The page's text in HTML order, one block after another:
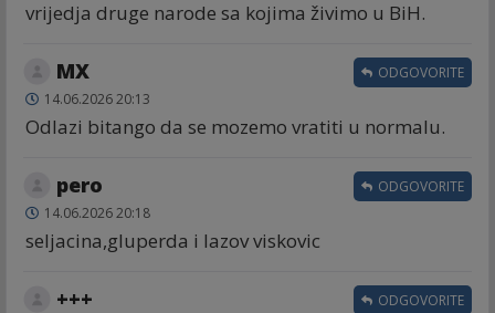
vrijedja druge narode sa kojima živimo u BiH.
MX
14.06.2026 20:13
Odlazi bitango da se mozemo vratiti u normalu.
ODGOVORITE
pero
14.06.2026 20:18
seljacina,gluperda i lazov viskovic
ODGOVORITE
+++ ODGOVORITE